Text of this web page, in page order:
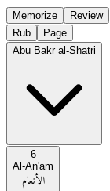
Memorize
Review
Rub
Page
Abu Bakr al-Shatri
6
Al-An'am
الأنعام